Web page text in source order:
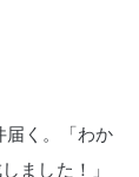
く。
「わか
ました！」